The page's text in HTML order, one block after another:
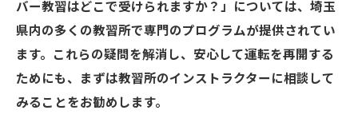
バー教習はどこで受けられますか？」については、埼玉
県内の多くの教習所で専門のプログラムが提供されてい
ます。これらの疑問を解消し、安心して運転を再開する
ためにも、まずは教習所のインストラクターに相談して
みることをお勧めします。